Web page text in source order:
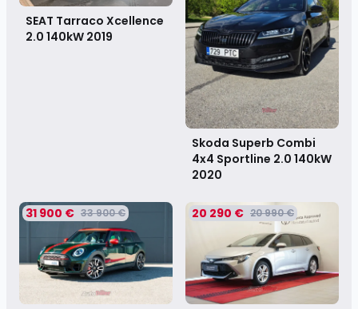
SEAT Tarraco Xcellence
2.0 140kW 2019
Skoda Superb Combi
4x4 Sportline 2.0 140kW
2020
31 900 € 33 900 € 20 290 € 20 990 €